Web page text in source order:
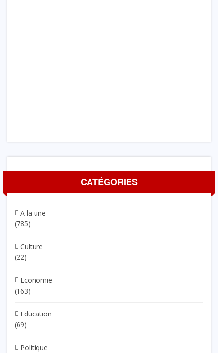
CATÉGORIES
A la une
(785)
Culture
(22)
Economie
(163)
Education
(69)
Politique